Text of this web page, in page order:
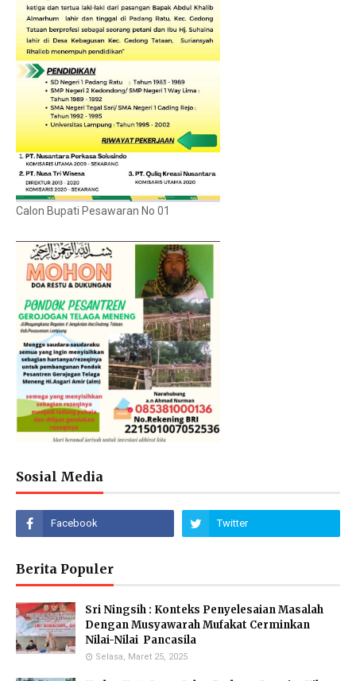
Calon Bupati Pesawaran No 01
Sosial Media
Berita Populer
Sri Ningsih : Konteks Penyelesaian Masalah
Dengan Musyawarah Mufakat Cerminkan
Nilai-Nilai Pancasila
Selasa, Maret 25, 2025